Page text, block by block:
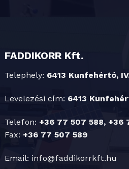
FADDIKORR Kft.
Telephely: 6413 Kunfehértó,
Levelezési cím: 6413
Telefon: +36 77 507 588, +36
Fax: +36 77 507 589
Email: info@faddikorrkft.hu